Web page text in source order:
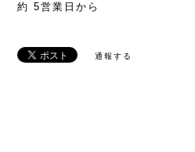
約 5営業日から
通報する